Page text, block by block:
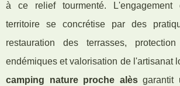
à ce relief tourmenté. L'engagement
territoire se concrétise par des
restauration des terrasses,
endémiques et valorisation de l'artisanat
camping nature proche alèsgarantit